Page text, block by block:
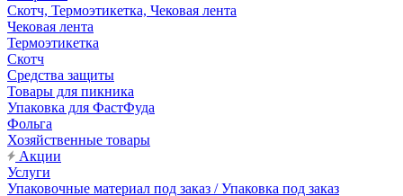
Скотч, Термоэтикетка, Чековая лента
Чековая лента
Термоэтикетка
Скотч
Средства защиты
Товары для пикника
Упаковка для ФастФуда
Фольга
Хозяйственные товары
Акции
Услуги
Упаковочные материал под заказ / Упаковка под заказ